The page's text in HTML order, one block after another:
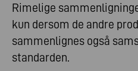
Rimelige
kun dersom de andre
sammenlignes også
standarden.